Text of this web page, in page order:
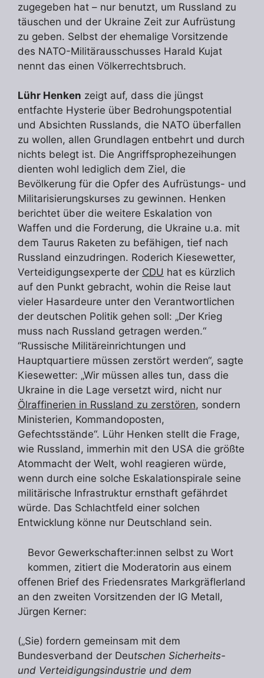
zugegeben hat – nur benutzt, um Russland zu
täuschen und der Ukraine Zeit zur Aufrüstung
zu geben. Selbst der ehemalige Vorsitzende
des NATO-Militärausschusses Harald Kujat
nennt das einen Völkerrechtsbruch.
Lühr Henken zeigt auf, dass die jüngst
entfachte Hysterie über Bedrohungspotential
und Absichten Russlands, die NATO überfallen
zu wollen, allen Grundlagen entbehrt und durch
nichts belegt ist. Die Angriffsprophezeihungen
dienten wohl lediglich dem Ziel, die
Bevölkerung für die Opfer des Aufrüstungs- und
Militarisierungskurses zu gewinnen. Henken
berichtet über die weitere Eskalation von
Waffen und die Forderung, die Ukraine u.a. mit
dem Taurus Raketen zu befähigen, tief nach
Russland einzudringen. Roderich Kiesewetter,
Verteidigungsexperte der CDU hat es kürzlich
auf den Punkt gebracht, wohin die Reise laut
vieler Hasardeure unter den Verantwortlichen
der deutschen Politik gehen soll: „Der Krieg
muss nach Russland getragen werden.“
“Russische Militäreinrichtungen und
Hauptquartiere müssen zerstört werden“, sagte
Kiesewetter: „Wir müssen alles tun, dass die
Ukraine in die Lage versetzt wird, nicht nur
Ölraffinerien in Russland zu zerstören, sondern
Ministerien, Kommandoposten,
Gefechtsstände“. Lühr Henken stellt die Frage,
wie Russland, immerhin mit den USA die größte
Atommacht der Welt, wohl reagieren würde,
wenn durch eine solche Eskalationspirale seine
militärische Infrastruktur ernsthaft gefährdet
würde. Das Schlachtfeld einer solchen
Entwicklung könne nur Deutschland sein.
Bevor Gewerkschafter:innen selbst zu Wort
kommen, zitiert die Moderatorin aus einem
offenen Brief des Friedensrates Markgräflerland
an den zweiten Vorsitzenden der IG Metall,
Jürgen Kerner:
(„Sie) fordern gemeinsam mit dem
Bundesverband der Deutschen Sicherheits-
und Verteidigungsindustrie und dem